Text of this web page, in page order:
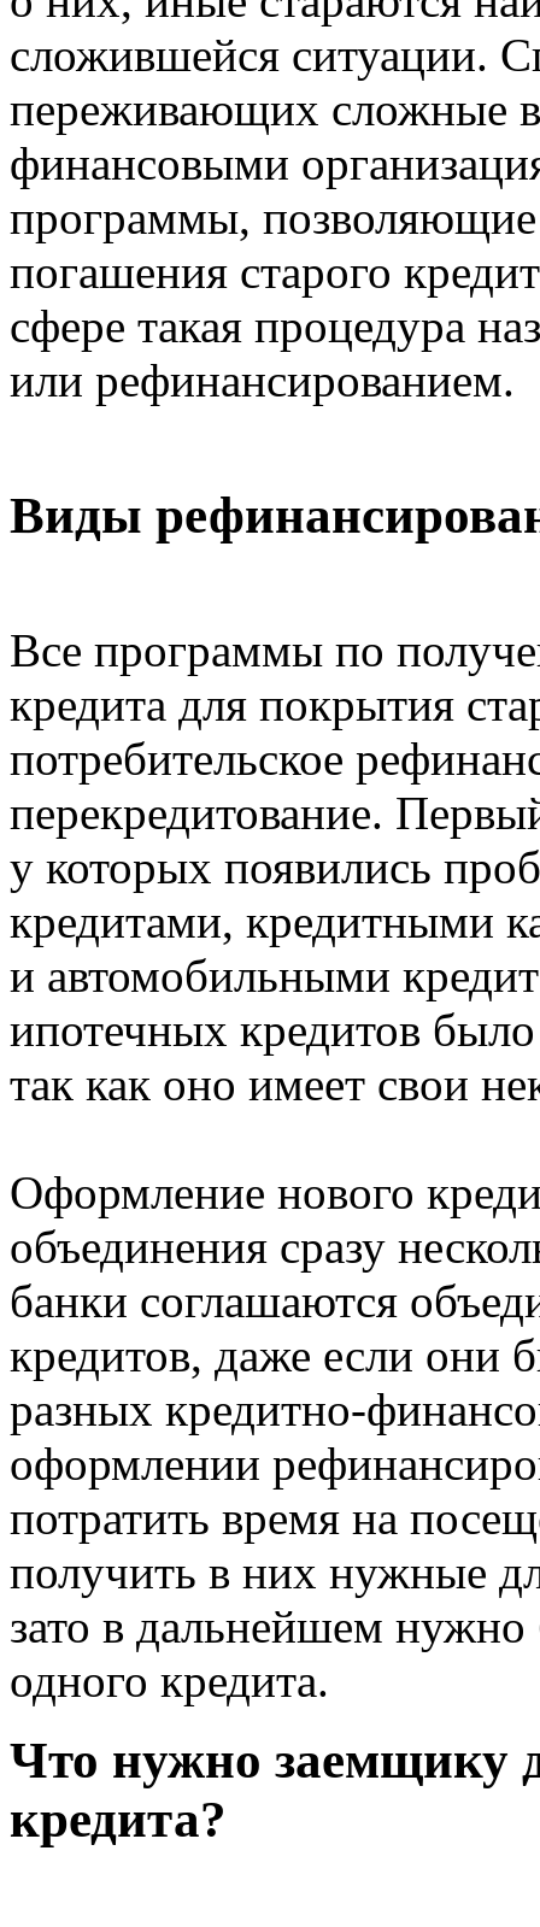
сложившейся ситуации.
переживающих сложные
финансовыми
программы, позволяющие
погашения старого
сфере такая процедура
или рефинансированием.
Виды
Все программы по
кредита для покрытия
потребительское
перекредитование.
у которых появились
кредитами, кредитными
и автомобильными
ипотечных кредитов
так как оно имеет свои
Оформление нового
объединения сразу
банки соглашаются
кредитов, даже если они
разных кредитно-
оформлении
потратить время на
получить в них нужные
зато в дальнейшем нужно
одного кредита.
Что нужно заемщику
кредита?